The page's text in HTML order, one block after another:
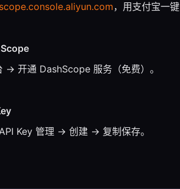
，用支付宝一
→ 开通 DashScope 服务（免费）。
Key 管理 → 创建 → 复制保存。